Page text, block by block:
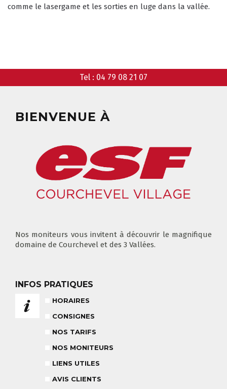
CONSIGNES
NOS TARIFS
POUR CET HIVER
DÉPART DES COURS
LIEUX DE RASSEMBLEMENTS
CONSEILS POUR VOTRE COURS
CONSEILS AUX PARENTS
ASSUREZ-VOUS
CARRÉ NEIGE
RÉSULTAT DES TESTS
BABY CLUB
18 MOIS À 3 ANS
6-12 ANS
À PARTIR DE 670€
comme le lasergame et les sorties en luge dans la vallée.
Tel : 04 79 08 21 07
BIENVENUE À
Nos moniteurs vous invitent à découvrir le magnifique
domaine de Courchevel et des 3 Vallées.
INFOS PRATIQUES
HORAIRES
CONSIGNES
NOS TARIFS
NOS MONITEURS
LIENS UTILES
AVIS CLIENTS